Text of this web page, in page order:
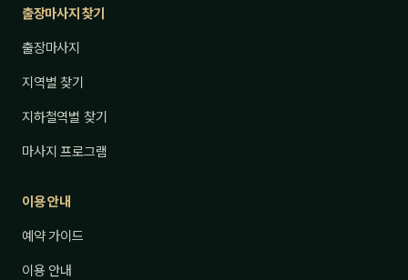
출장마사지 찾기
출장마사지
지역별 찾기
지하철역별 찾기
마사지 프로그램
이용 안내
예약 가이드
이용 안내